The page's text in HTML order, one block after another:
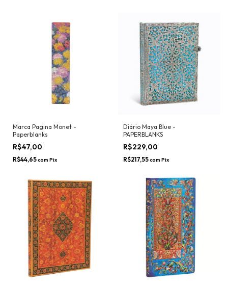
Marca Pagina Monet -
Paperblanks
R$47,00
R$44,65com Pix
Diário Maya Blue -
PAPERBLANKS
R$229,00
R$217,55com Pix